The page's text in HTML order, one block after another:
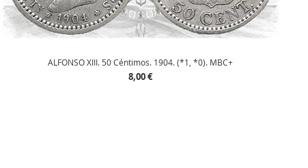
Vista rápida
ALFONSO XIII. 50 Céntimos. 1904. (*1, *0). MBC+
Precio
8,00 €